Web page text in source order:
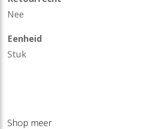
Nee
Eenheid
Stuk
Shop meer